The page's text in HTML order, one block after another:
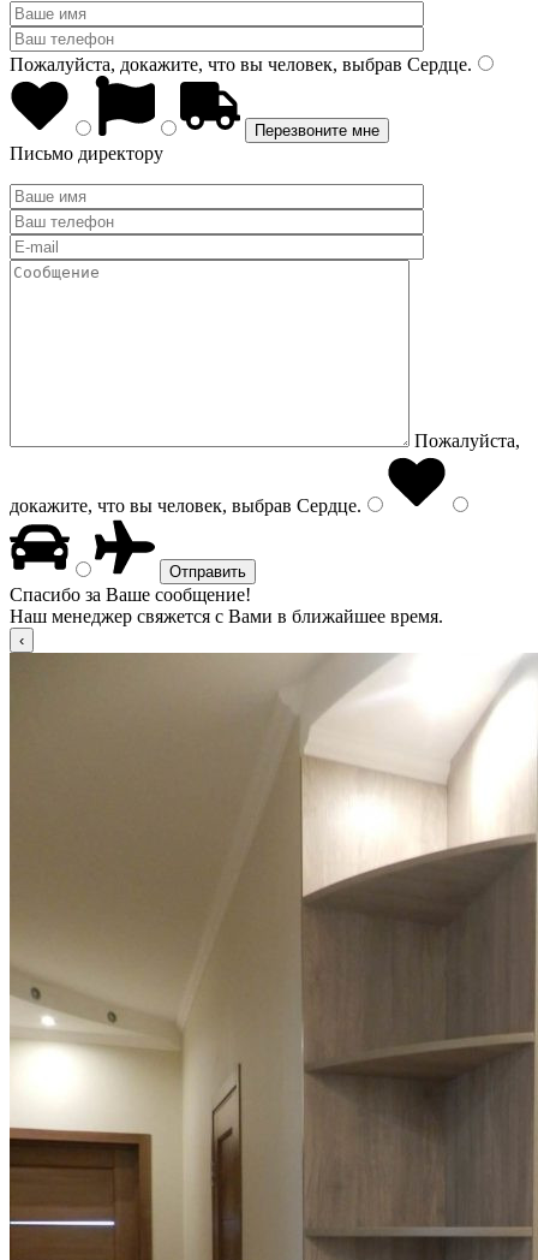
Пожалуйста, докажите, что вы человек, выбрав Сердце.
Письмо директору
Пожалуйста,
докажите, что вы человек, выбрав Сердце.
Спасибо за Ваше сообщение!
Наш менеджер свяжется с Вами в ближайшее время.